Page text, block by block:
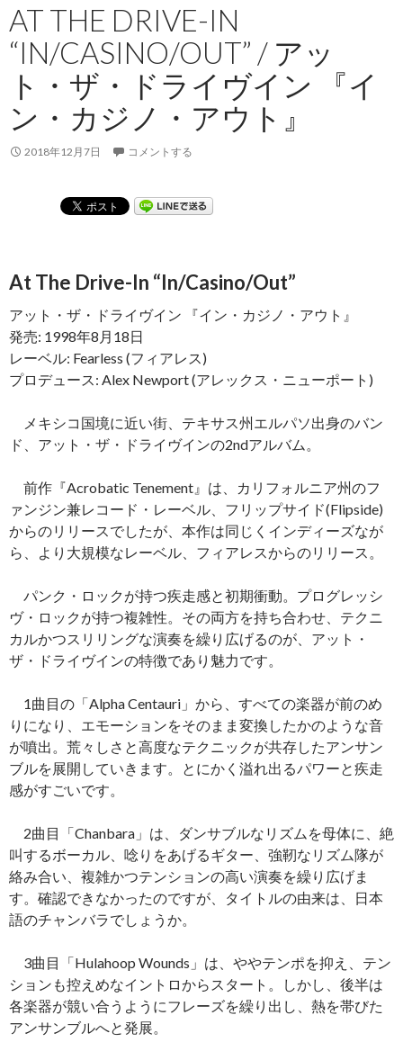
AT THE DRIVE-IN
“IN/CASINO/OUT” / アッ
ト・ザ・ドライヴイン 『イ
ン・カジノ・アウト』
2018年12月7日 コメントする
At The Drive-In “In/Casino/Out”
アット・ザ・ドライヴイン 『イン・カジノ・アウト』
発売: 1998年8月18日
レーベル: Fearless (フィアレス)
プロデュース: Alex Newport (アレックス・ニューポート)
メキシコ国境に近い街、テキサス州エルパソ出身のバン
ド、アット・ザ・ドライヴインの2ndアルバム。
前作『Acrobatic Tenement』は、カリフォルニア州のフ
ァンジン兼レコード・レーベル、フリップサイド(Flipside)
からのリリースでしたが、本作は同じくインディーズなが
ら、より大規模なレーベル、フィアレスからのリリース。
パンク・ロックが持つ疾走感と初期衝動。プログレッシ
ヴ・ロックが持つ複雑性。その両方を持ち合わせ、テクニ
カルかつスリリングな演奏を繰り広げるのが、アット・
ザ・ドライヴインの特徴であり魅力です。
1曲目の「Alpha Centauri」から、すべての楽器が前のめ
りになり、エモーションをそのまま変換したかのような音
が噴出。荒々しさと高度なテクニックが共存したアンサン
ブルを展開していきます。とにかく溢れ出るパワーと疾走
感がすごいです。
2曲目「Chanbara」は、ダンサブルなリズムを母体に、絶
叫するボーカル、唸りをあげるギター、強靭なリズム隊が
絡み合い、複雑かつテンションの高い演奏を繰り広げま
す。確認できなかったのですが、タイトルの由来は、日本
語のチャンバラでしょうか。
3曲目「Hulahoop Wounds」は、ややテンポを抑え、テン
ションも控えめなイントロからスタート。しかし、後半は
各楽器が競い合うようにフレーズを繰り出し、熱を帯びた
アンサンブルへと発展。